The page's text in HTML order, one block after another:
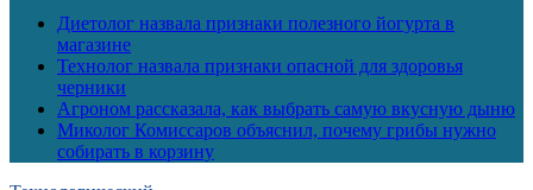
Диетолог назвала признаки полезного йогурта в
магазине
Технолог назвала признаки опасной для здоровья
черники
Агроном рассказала, как выбрать самую вкусную дыню
Миколог Комиссаров объяснил, почему грибы нужно
собирать в корзину